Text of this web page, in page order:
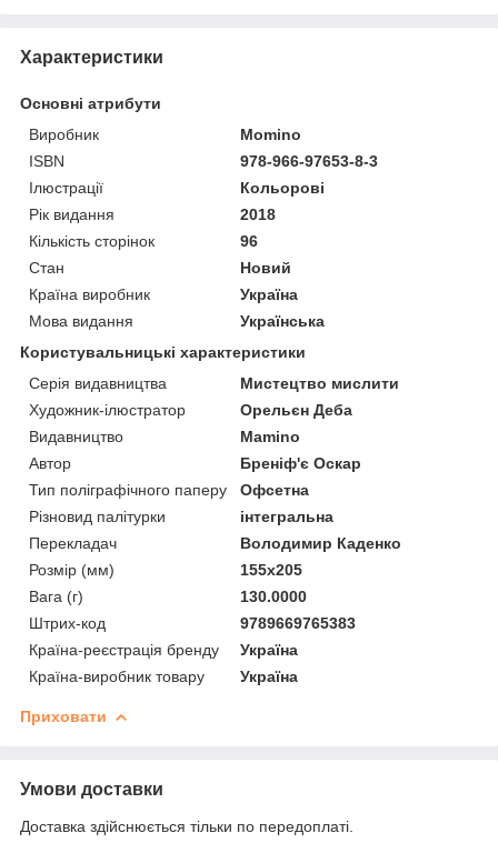
Характеристики
Основні атрибути
Виробник
Momino
ISBN
978-966-97653-8-3
Ілюстрації
Кольорові
Рік видання
2018
Кількість сторінок
96
Стан
Новий
Країна виробник
Україна
Мова видання
Українська
Користувальницькі характеристики
Серія видавництва
Мистецтво мислити
Художник-ілюстратор
Орельєн Деба
Видавництво
Mamino
Автор
Бреніф'є Оскар
Тип поліграфічного паперу
Офсетна
Різновид палітурки
інтегральна
Перекладач
Володимир Каденко
Розмір (мм)
155x205
Вага (г)
130.0000
Штрих-код
9789669765383
Країна-реєстрація бренду
Україна
Країна-виробник товару
Україна
Приховати
Умови доставки
Доставка здійснюється тільки по передоплаті.